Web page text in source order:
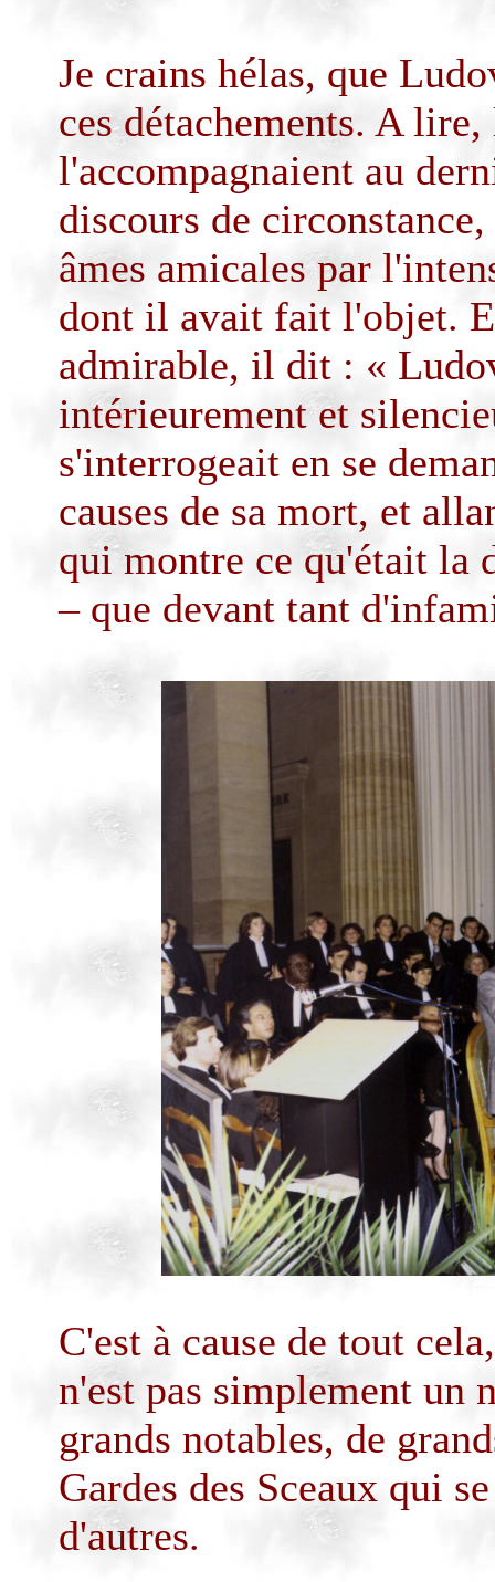
Je crains hélas, que
ces détachements. A
l'accompagnaient au
discours de
âmes amicales par
dont il avait fait l'objet.
admirable, il dit : «
intérieurement et
s'interrogeait en se
causes de sa mort, et
qui montre ce qu'était la
– que devant tant
C'est à cause de tout
n'est pas simplement un
grands notables, de
Gardes des Sceaux qui
d'autres.